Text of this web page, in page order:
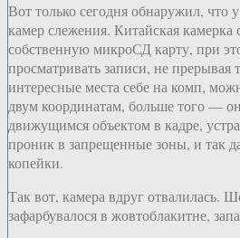
Вот только сегодня обнаружил, что
камер слежения. Китайская
собственную микроСД карту, при
просматривать записи, не прерывая
интересные места себе на комп,
двум координатам, больше того —
движущимся объектом в кадре,
проник в запрещенные зоны, и так
копейки.
Так вот, камера вдруг отвалилась.
зафарбувалося в жовтоблакитне,